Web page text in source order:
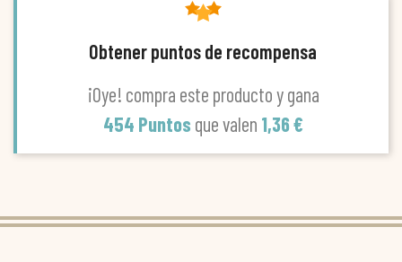
Obtener puntos de recompensa
¡Oye! compra este producto y gana
454 Puntos que valen 1,36 €